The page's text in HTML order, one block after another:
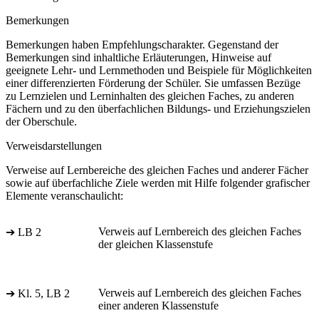
Bemerkungen
Bemerkungen haben Empfehlungscharakter. Gegenstand der
Bemerkungen sind inhaltliche Erläuterungen, Hinweise auf
geeignete Lehr- und Lernmethoden und Beispiele für Möglichkeiten
einer differenzierten Förderung der Schüler. Sie umfassen Bezüge
zu Lernzielen und Lerninhalten des gleichen Faches, zu anderen
Fächern und zu den überfachlichen Bildungs- und Erziehungszielen
der Oberschule.
Verweisdarstellungen
Verweise auf Lernbereiche des gleichen Faches und anderer Fächer
sowie auf überfachliche Ziele werden mit Hilfe folgender grafischer
Elemente veranschaulicht:
➔ LB 2
Verweis auf Lernbereich des gleichen Faches
der gleichen Klassenstufe
➔ Kl. 5, LB 2
Verweis auf Lernbereich des gleichen Faches
einer anderen Klassenstufe